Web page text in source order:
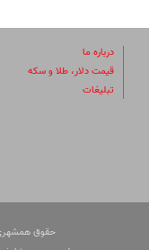
درباره ما
قیمت دلار، طلا و سکه
تبلیغات
حقوق